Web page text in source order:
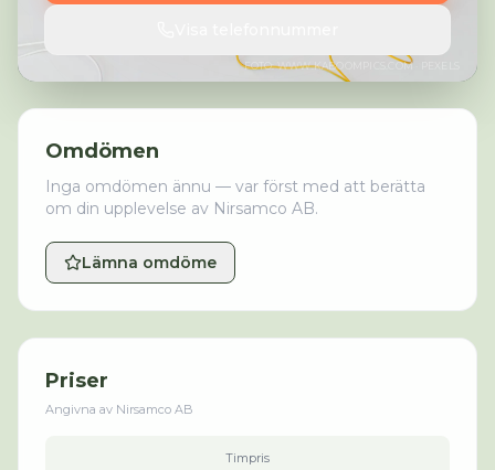
FOTO:WWW.KABOOMPICS.COM· PEXELS
Omdömen
Inga omdömen ännu — var först med att berätta
om din upplevelse av Nirsamco AB.
Lämna omdöme
Priser
Angivna av Nirsamco AB
Timpris